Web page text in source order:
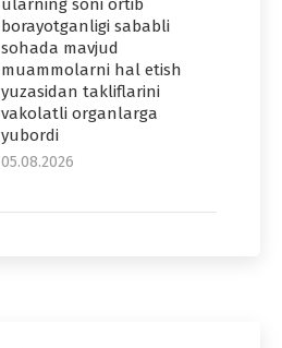
ularning soni ortib
borayotganligi sababli
sohada mavjud
muammolarni hal etish
yuzasidan takliflarini
vakolatli organlarga
yubordi
05.08.2026